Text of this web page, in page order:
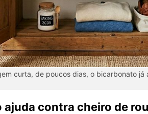
curta, de poucos dias, o bicarbonato
contra cheiro de